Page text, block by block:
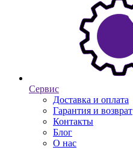
Сервис
Доставка и оплата
Гарантия и возврат
Контакты
Блог
О нас